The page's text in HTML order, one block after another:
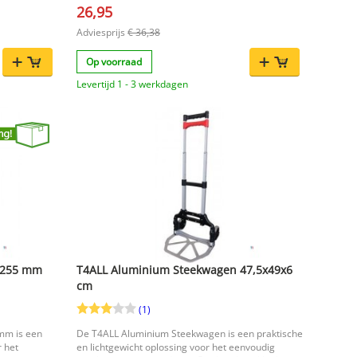
van zware
extra
26,95
Adviesprijs € 36,38
Op voorraad
Levertijd 1 - 3 werkdagen
mm
is een
het
T4ALL Aluminium Steekwagen 47,5x49x6
cm
(1)
De T4ALL Aluminium Steekwagen is een praktische
en lichtgewicht oplossing voor het eenvoudig